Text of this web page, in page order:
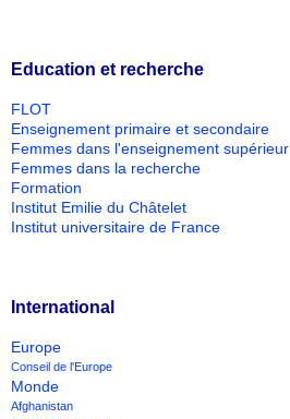
Education et recherche
FLOT
Enseignement primaire et secondaire
Femmes dans l'enseignement supérieur
Femmes dans la recherche
Formation
Institut Emilie du Châtelet
Institut universitaire de France
International
Europe
Conseil de l'Europe
Monde
Afghanistan